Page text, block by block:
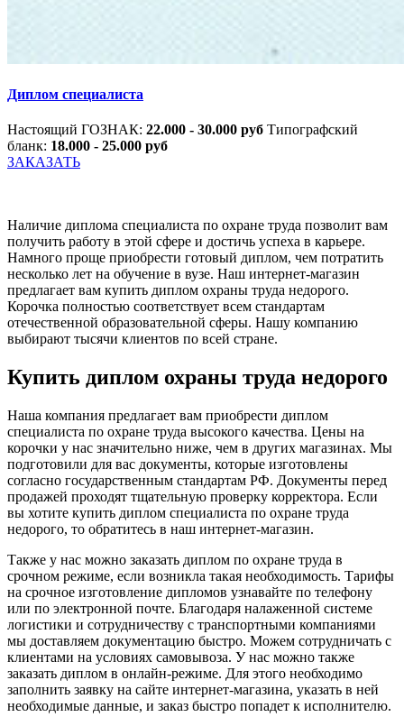
Диплом специалиста
Настоящий ГОЗНАК: 22.000 - 30.000 руб Типографский
бланк: 18.000 - 25.000 руб
ЗАКАЗАТЬ
Наличие диплома специалиста по охране труда позволит вам
получить работу в этой сфере и достичь успеха в карьере.
Намного проще приобрести готовый диплом, чем потратить
несколько лет на обучение в вузе. Наш интернет-магазин
предлагает вам купить диплом охраны труда недорого.
Корочка полностью соответствует всем стандартам
отечественной образовательной сферы. Нашу компанию
выбирают тысячи клиентов по всей стране.
Купить диплом охраны труда недорого
Наша компания предлагает вам приобрести диплом
специалиста по охране труда высокого качества. Цены на
корочки у нас значительно ниже, чем в других магазинах. Мы
подготовили для вас документы, которые изготовлены
согласно государственным стандартам РФ. Документы перед
продажей проходят тщательную проверку корректора. Если
вы хотите купить диплом специалиста по охране труда
недорого, то обратитесь в наш интернет-магазин.
Также у нас можно заказать диплом по охране труда в
срочном режиме, если возникла такая необходимость. Тарифы
на срочное изготовление дипломов узнавайте по телефону
или по электронной почте. Благодаря налаженной системе
логистики и сотрудничеству с транспортными компаниями
мы доставляем документацию быстро. Можем сотрудничать с
клиентами на условиях самовывоза. У нас можно также
заказать диплом в онлайн-режиме. Для этого необходимо
заполнить заявку на сайте интернет-магазина, указать в ней
необходимые данные, и заказ быстро попадет к исполнителю.